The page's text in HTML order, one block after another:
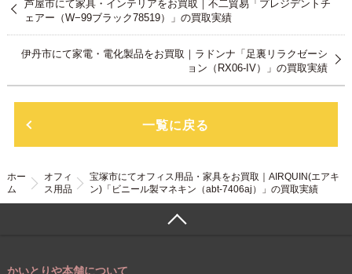
芦屋市にて家具・インテリアをお買取｜不二貿易「プレジデントチ
ェアー（W−99ブラック78519）」の買取実績
伊丹市にて家電・電化製品をお買取｜ラドンナ「足裏リラクゼーシ
ョン（RX06-IV）」の買取実績
一覧に戻る
ホー
ム
オフィ
ス用品
宝塚市にてオフィス用品・家具をお買取｜AIRQUIN(エアキ
ン)「ビニール製マネキン（abt-7406aj）」の買取実績
かいとりや本舗について